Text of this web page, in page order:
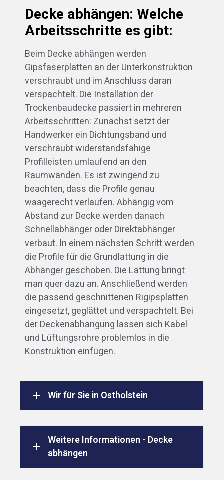
Decke abhängen: Welche
Arbeitsschritte es gibt:
Beim Decke abhängen werden
Gipsfaserplatten an der Unterkonstruktion
verschraubt und im Anschluss daran
verspachtelt. Die Installation der
Trockenbaudecke passiert in mehreren
Arbeitsschritten: Zunächst setzt der
Handwerker ein Dichtungsband und
verschraubt widerstandsfähige
Profilleisten umlaufend an den
Raumwänden. Es ist zwingend zu
beachten, dass die Profile genau
waagerecht verlaufen. Abhängig vom
Abstand zur Decke werden danach
Schnellabhänger oder Direktabhänger
verbaut. In einem nächsten Schritt werden
die Profile für die Grundlattung in die
Abhänger geschoben. Die Lattung bringt
man quer dazu an. Anschließend werden
die passend geschnittenen Rigipsplatten
eingesetzt, geglättet und verspachtelt. Bei
der Deckenabhängung lassen sich Kabel
und Lüftungsrohre problemlos in die
Konstruktion einfügen.
Wir für Sie in Ostholstein
Weitere Informationen - Decke
abhängen